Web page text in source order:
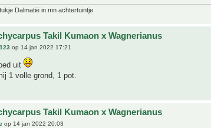
Dalmatië in mn achtertuintje.
Takil Kumaon x Wagnerianus
op 14 jan 2022 17:21
uit
1 volle grond, 1 pot.
Takil Kumaon x Wagnerianus
op 14 jan 2022 20:03